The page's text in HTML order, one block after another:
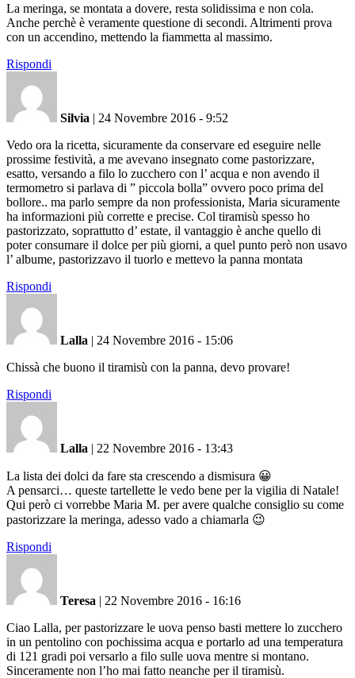
La meringa, se montata a dovere, resta solidissima e non cola.
Anche perchè è veramente questione di secondi. Altrimenti prova
con un accendino, mettendo la fiammetta al massimo.
Rispondi
Silvia | 24 Novembre 2016 - 9:52
Vedo ora la ricetta, sicuramente da conservare ed eseguire nelle
prossime festività, a me avevano insegnato come pastorizzare,
esatto, versando a filo lo zucchero con l’ acqua e non avendo il
termometro si parlava di ” piccola bolla” ovvero poco prima del
bollore.. ma parlo sempre da non professionista, Maria sicuramente
ha informazioni più corrette e precise. Col tiramisù spesso ho
pastorizzato, soprattutto d’ estate, il vantaggio è anche quello di
poter consumare il dolce per più giorni, a quel punto però non usavo
l’ albume, pastorizzavo il tuorlo e mettevo la panna montata
Rispondi
Lalla | 24 Novembre 2016 - 15:06
Chissà che buono il tiramisù con la panna, devo provare!
Rispondi
Lalla | 22 Novembre 2016 - 13:43
La lista dei dolci da fare sta crescendo a dismisura 😀
A pensarci… queste tartellette le vedo bene per la vigilia di Natale!
Qui però ci vorrebbe Maria M. per avere qualche consiglio su come
pastorizzare la meringa, adesso vado a chiamarla 😉
Rispondi
Teresa | 22 Novembre 2016 - 16:16
Ciao Lalla, per pastorizzare le uova penso basti mettere lo zucchero
in un pentolino con pochissima acqua e portarlo ad una temperatura
di 121 gradi poi versarlo a filo sulle uova mentre si montano.
Sinceramente non l’ho mai fatto neanche per il tiramisù.